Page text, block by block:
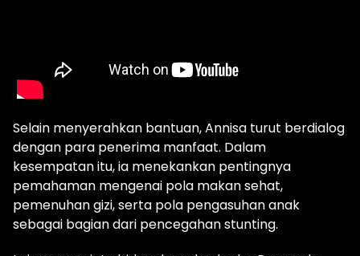
Selain menyerahkan bantuan, Annisa turut berdialog
dengan para penerima manfaat. Dalam
kesempatan itu, ia menekankan pentingnya
pemahaman mengenai pola makan sehat,
pemenuhan gizi, serta pola pengasuhan anak
sebagai bagian dari pencegahan stunting.